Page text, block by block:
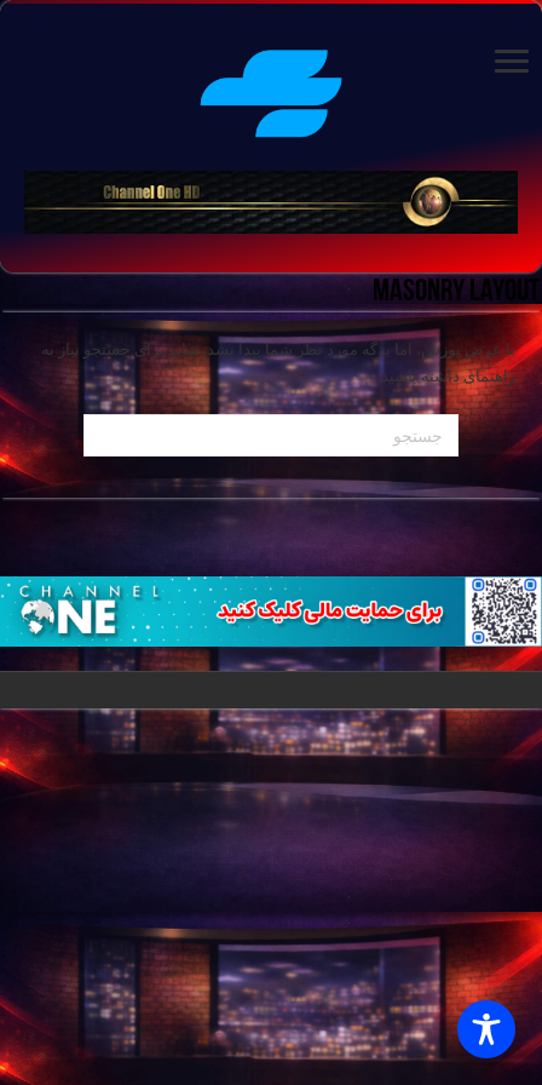
Masonry Layout
با عرض پوزش، اما برگه مورد نظر شما پیدا نشد. شاید برای جستجو نیاز به
راهنمای داشته باشید.